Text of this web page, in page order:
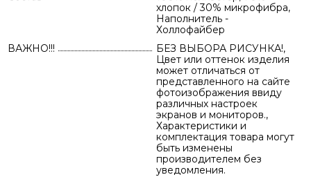
хлопок / 30% микрофибра,
Наполнитель -
Холлофайбер
ВАЖНО!!!
БЕЗ ВЫБОРА РИСУНКА!,
Цвет или оттенок изделия
может отличаться от
представленного на сайте
фотоизображения ввиду
различных настроек
экранов и мониторов.,
Характеристики и
комплектация товара могут
быть изменены
производителем без
уведомления.